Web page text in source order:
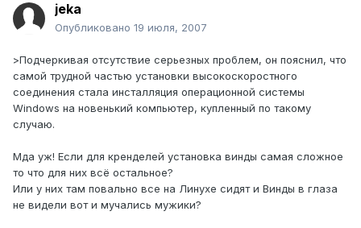
jeka
Опубликовано 19 июля, 2007
>Подчеркивая отсутствие серьезных проблем, он пояснил, что
самой трудной частью установки высокоскоростного
соединения стала инсталляция операционной системы
Windows на новенький компьютер, купленный по такому
случаю.
Мда уж! Если для кренделей установка винды самая сложное
то что для них всё остальное?
Или у них там повально все на Линухе сидят и Винды в глаза
не видели вот и мучались мужики?